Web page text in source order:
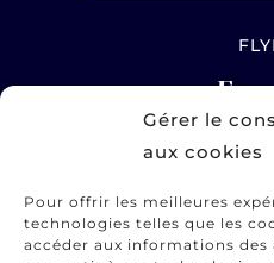
Gérer le
aux cookies
Pour offrir les meilleures
technologies telles que les
accéder aux informations des